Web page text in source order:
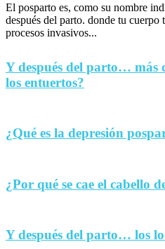
El posparto es, como su nombre
después del parto. donde tu cuerpo
procesos invasivos...
Y después del parto… más
los entuertos?
¿Qué es la depresión
¿Por qué se cae el cabello
Y después del parto… los